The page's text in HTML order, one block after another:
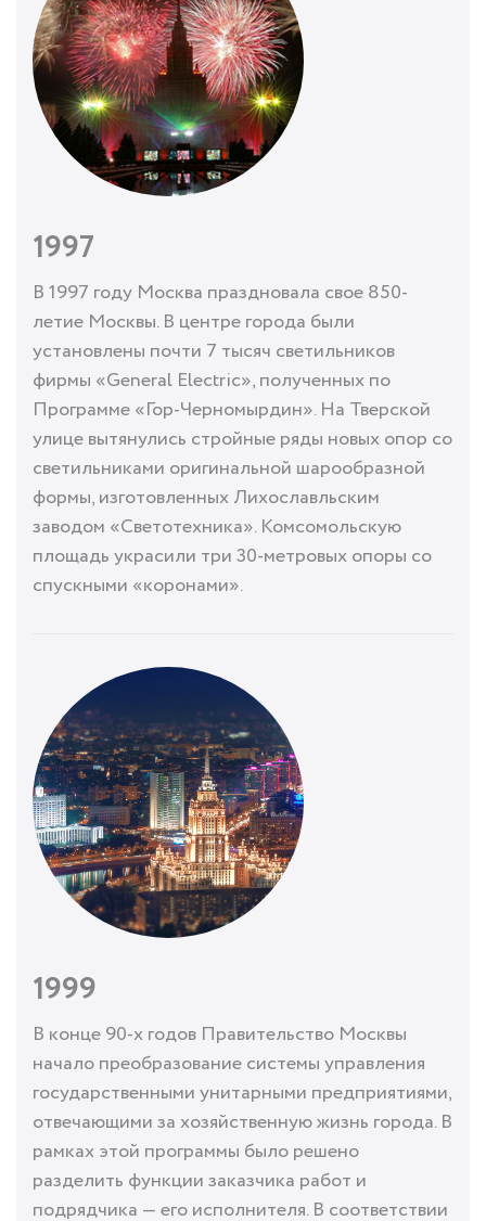
1997
В 1997 году Москва праздновала свое 850-
летие Москвы. В центре города были
установлены почти 7 тысяч светильников
фирмы «General Electric», полученных по
Программе «Гор-Черномырдин». На Тверской
улице вытянулись стройные ряды новых опор со
светильниками оригинальной шарообразной
формы, изготовленных Лихославльским
заводом «Светотехника». Комсомольскую
площадь украсили три 30-метровых опоры со
спускными «коронами».
1999
В конце 90-х годов Правительство Москвы
начало преобразование системы управления
государственными унитарными предприятиями,
отвечающими за хозяйственную жизнь города. В
рамках этой программы было решено
разделить функции заказчика работ и
подрядчика — его исполнителя. В соответствии